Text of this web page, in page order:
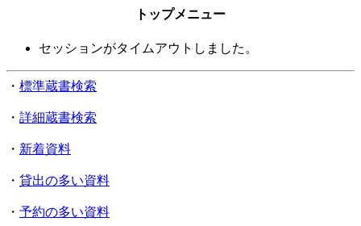
トップメニュー
セッションがタイムアウトしました。
・ 標準蔵書検索
・ 詳細蔵書検索
・ 新着資料
・ 貸出の多い資料
・ 予約の多い資料